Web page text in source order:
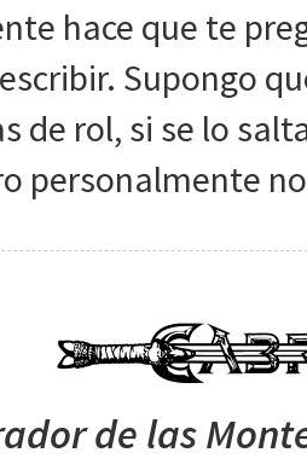
hace que te
Supongo
de rol, si se lo
personalmente
de las